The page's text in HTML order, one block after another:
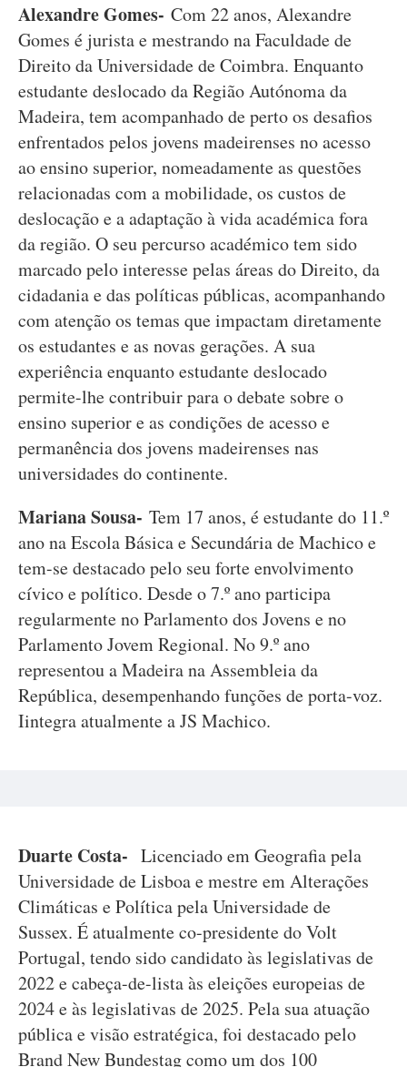
Alexandre Gomes- Com 22 anos, Alexandre
Gomes é jurista e mestrando na Faculdade de
Direito da Universidade de Coimbra. Enquanto
estudante deslocado da Região Autónoma da
Madeira, tem acompanhado de perto os desafios
enfrentados pelos jovens madeirenses no acesso
ao ensino superior, nomeadamente as questões
relacionadas com a mobilidade, os custos de
deslocação e a adaptação à vida académica fora
da região. O seu percurso académico tem sido
marcado pelo interesse pelas áreas do Direito, da
cidadania e das políticas públicas, acompanhando
com atenção os temas que impactam diretamente
os estudantes e as novas gerações. A sua
experiência enquanto estudante deslocado
permite-lhe contribuir para o debate sobre o
ensino superior e as condições de acesso e
permanência dos jovens madeirenses nas
universidades do continente.
Mariana Sousa- Tem 17 anos, é estudante do 11.º
ano na Escola Básica e Secundária de Machico e
tem-se destacado pelo seu forte envolvimento
cívico e político. Desde o 7.º ano participa
regularmente no Parlamento dos Jovens e no
Parlamento Jovem Regional. No 9.º ano
representou a Madeira na Assembleia da
República, desempenhando funções de porta-voz.
Iintegra atualmente a JS Machico.
Duarte Costa- Licenciado em Geografia pela
Universidade de Lisboa e mestre em Alterações
Climáticas e Política pela Universidade de
Sussex. É atualmente co-presidente do Volt
Portugal, tendo sido candidato às legislativas de
2022 e cabeça-de-lista às eleições europeias de
2024 e às legislativas de 2025. Pela sua atuação
pública e visão estratégica, foi destacado pelo
Brand New Bundestag como um dos 100